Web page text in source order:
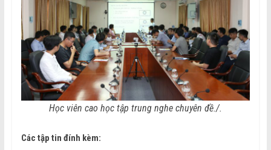
Học viên cao học tập trung nghe chuyên đề./.
Các tập tin đính kèm: